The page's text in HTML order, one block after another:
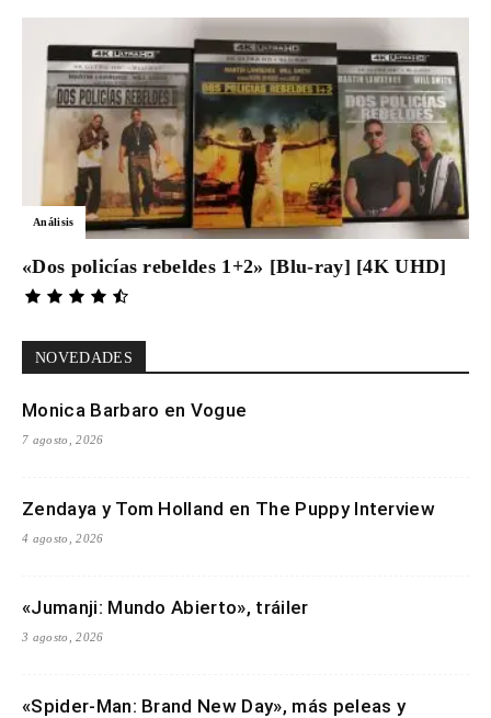
Análisis
«Dos policías rebeldes 1+2» [Blu-ray] [4K UHD]
NOVEDADES
Monica Barbaro en Vogue
7 agosto, 2026
Zendaya y Tom Holland en The Puppy Interview
4 agosto, 2026
«Jumanji: Mundo Abierto», tráiler
3 agosto, 2026
«Spider-Man: Brand New Day», más peleas y